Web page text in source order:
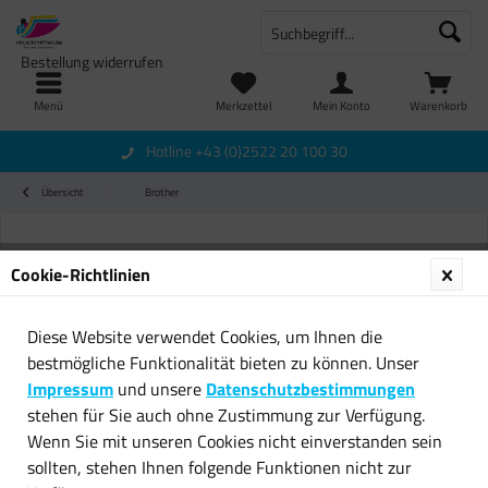
Menü Warenkorb
Merkzettel
Bestellung widerrufen
Mein Konto
Hotline +43 (0)2522 20 100 30
Übersicht Brother
Cookie-Richtlinien
Diese Website verwendet Cookies, um Ihnen die
bestmögliche Funktionalität bieten zu können. Unser
Impressum und unsere Datenschutzbestimmungen
stehen für Sie auch ohne Zustimmung zur Verfügung.
Wenn Sie mit unseren Cookies nicht einverstanden sein
sollten, stehen Ihnen folgende Funktionen nicht zur